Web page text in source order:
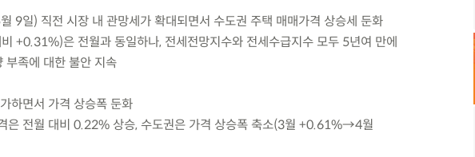
9일) 직전 시장 내 관망세가 확대되면서 수도권 주택 매매가격 상승세 둔화
+0.31%)은 전월과 동일하나, 전세전망지수와 전세수급지수 모두 5년여 만에
부족에 대한 불안 지속
하면서 가격 상승폭 둔화
은 전월 대비 0.22% 상승, 수도권은 가격 상승폭 축소(3월 +0.61%→4월